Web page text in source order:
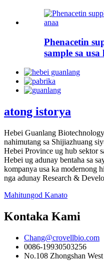
Phenacetin
sample sa usa
atong istorya
Hebei Guanlang
nahimutang sa Shijiazhuang
Hebei Province ug hub sektor
Hebei ug adunay bentaha sa
kompanya usa ka modernong
nga adunay Research &
Mahitungod Kanato
Kontaka Kami
Chang@crovellbio.com
0086-19930503256
No.108 Zhongshan